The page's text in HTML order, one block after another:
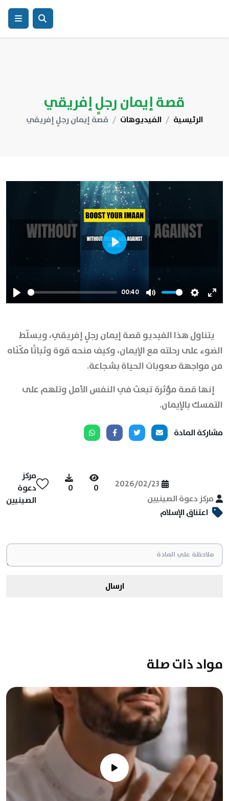
قصة إيمان رجلٍ إفريقي
الرئيسية الفيديوهات قصة إيمان رجلٍ إفريقي
Play
00:40
Mute Settings
Play
يتناول هذا الفيديو قصة إيمان رجلٍ إفريقي، ويسلّط
الضوء على رحلته مع الإيمان، وكيف منحه قوة وثباتًا مكّنَاه
من مواجهة صعوبات الحياة بشجاعة.
إنها قصة مؤثرة تبعث في النفس الأمل وتلهم على
التمسك بالإيمان.
مشاركة المادة
مركز دعوة الصينيين
2026/02/23
0
0
مركز
دعوة
الصينيين
اعتناق الإسلام
ارسال
مواد ذات صلة